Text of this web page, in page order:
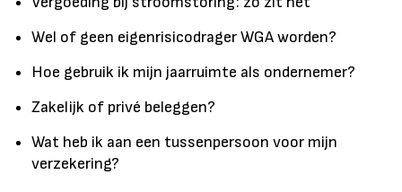
Wel of geen eigenrisicodrager WGA worden?
Hoe gebruik ik mijn jaarruimte als ondernemer?
Zakelijk of privé beleggen?
Wat heb ik aan een tussenpersoon voor mijn
verzekering?